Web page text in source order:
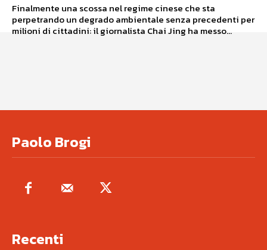
Finalmente una scossa nel regime cinese che sta
perpetrando un degrado ambientale senza precedenti per
milioni di cittadini: il giornalista Chai Jing ha messo...
Paolo Brogi
Recenti